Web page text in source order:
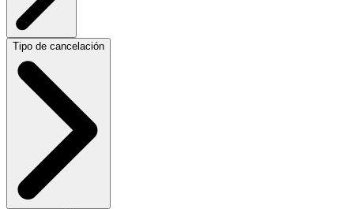
Tipo de cancelación